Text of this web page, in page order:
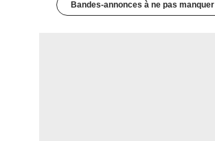
Bandes-annonces à ne pas manquer